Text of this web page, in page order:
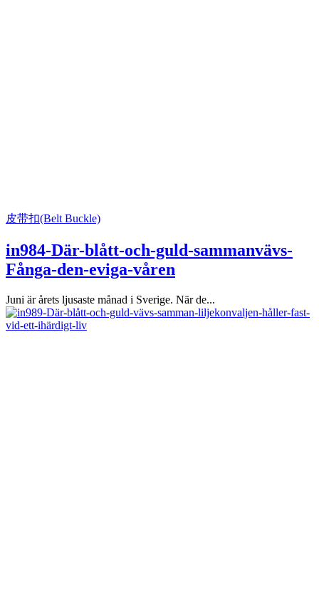
皮带扣(Belt Buckle)
in984-Där-blått-och-guld-sammanvävs-
Fånga-den-eviga-våren
Juni är årets ljusaste månad i Sverige. När de...